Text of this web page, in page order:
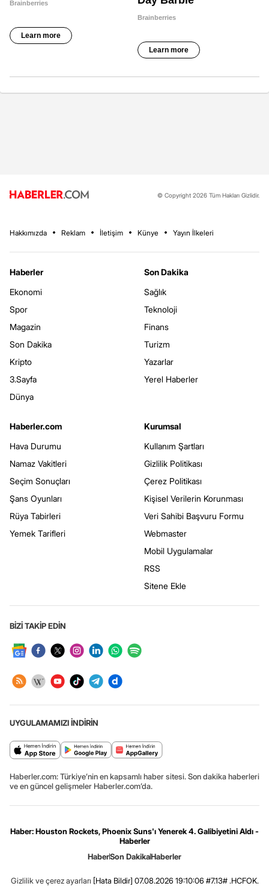
© Copyright 2026 Tüm Hakları Gizlidir.
Hakkımızda Reklam İletişim Künye Yayın İlkeleri
Haberler
Ekonomi
Spor
Magazin
Son Dakika
Kripto
3.Sayfa
Dünya
Son Dakika
Sağlık
Teknoloji
Finans
Turizm
Yazarlar
Yerel Haberler
Haberler.com
Hava Durumu
Namaz Vakitleri
Seçim Sonuçları
Şans Oyunları
Rüya Tabirleri
Yemek Tarifleri
Kurumsal
Kullanım Şartları
Gizlilik Politikası
Çerez Politikası
Kişisel Verilerin Korunması
Veri Sahibi Başvuru Formu
Webmaster
Mobil Uygulamalar
RSS
Sitene Ekle
BİZİ TAKİP EDİN
UYGULAMAMIZI İNDİRİN
Haberler.com: Türkiye’nin en kapsamlı haber sitesi. Son dakika haberleri
ve en güncel gelişmeler Haberler.com’da.
Haber: Houston Rockets, Phoenix Suns'ı Yenerek 4. Galibiyetini Aldı -
Haberler
HaberSon DakikaHaberler
Gizlilik ve çerez ayarları [Hata Bildir] 07.08.2026 19:10:06 #7.13# .HCFOK.